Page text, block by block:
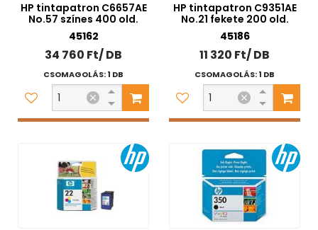
HP tintapatron C6657AE
No.57 színes 400 old.
45162
34 760 Ft/ DB
CSOMAGOLÁS: 1 DB
HP tintapatron C9351AE
No.21 fekete 200 old.
45186
11 320 Ft/ DB
CSOMAGOLÁS: 1 DB